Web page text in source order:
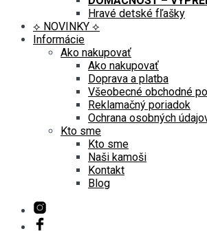
Hravé detské fľašky
⟡ NOVINKY ⟡
Informácie
Ako nakupovať
Ako nakupovať
Doprava a platba
Všeobecné obchodné
Reklamačný poriadok
Ochrana osobných
Kto sme
Kto sme
Naši kamoši
Kontakt
Blog